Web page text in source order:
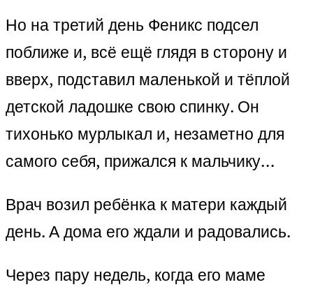
Но на третий день Феникс подсел
поближе и, всё ещё глядя в сторону и
вверх, подставил маленькой и тёплой
детской ладошке свою спинку. Он
тихонько мурлыкал и, незаметно для
самого себя, прижался к мальчику…
Врач возил ребёнка к матери каждый
день. А дома его ждали и радовались.
Через пару недель, когда его маме